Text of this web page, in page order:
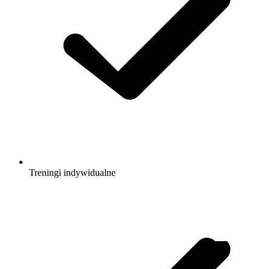
Treningi indywidualne